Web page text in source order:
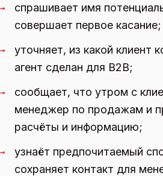
→
спрашивает имя
совершает первое касание;
→
уточняет, из какой клиент
агент сделан для B2B;
→
сообщает, что утром с
менеджер по продажам и
расчёты и информацию;
→
узнаёт предпочитаемый
сохраняет контакт для